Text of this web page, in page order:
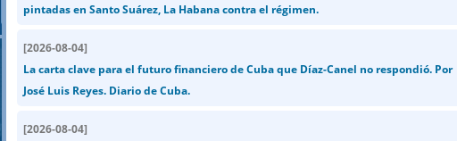
pintadas en Santo Suárez, La Habana contra el régimen.
[2026-08-04]
La carta clave para el futuro financiero de Cuba que Díaz-Canel no respondió. Por
José Luis Reyes. Diario de Cuba.
[2026-08-04]